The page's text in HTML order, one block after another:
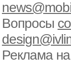
Вопросы
Реклама